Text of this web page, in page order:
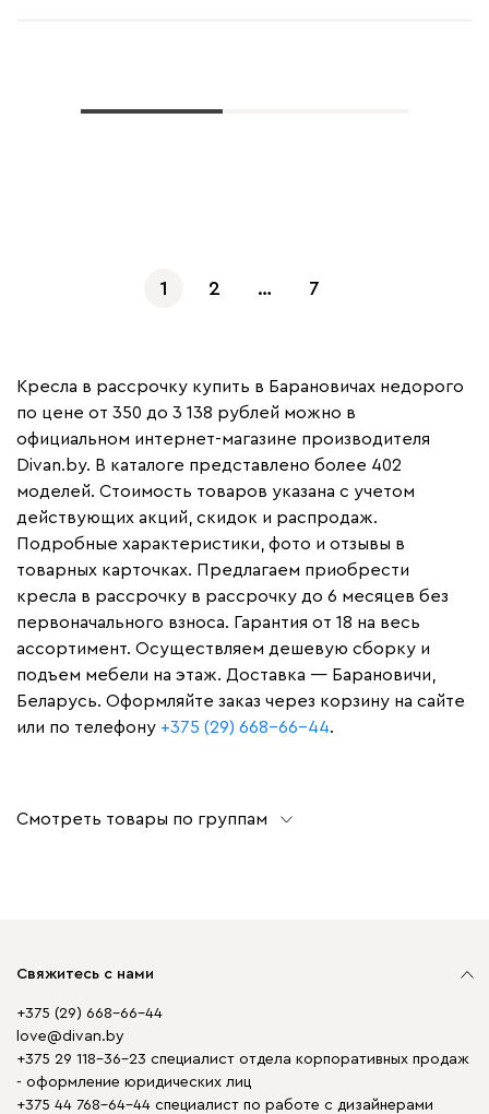
1 2 … 7
Кресла в рассрочку купить в Барановичах недорого
по цене от 350 до 3 138 рублей можно в
официальном интернет-магазине производителя
Divan.by. В каталоге представлено более 402
моделей. Стоимость товаров указана с учетом
действующих акций, скидок и распродаж.
Подробные характеристики, фото и отзывы в
товарных карточках. Предлагаем приобрести
кресла в рассрочку в рассрочку до 6 месяцев без
первоначального взноса. Гарантия от 18 на весь
ассортимент. Осуществляем дешевую сборку и
подъем мебели на этаж. Доставка — Барановичи,
Беларусь. Оформляйте заказ через корзину на сайте
или по телефону +375 (29) 668-66-44.
Смотреть товары по группам
Свяжитесь с нами
+375 (29) 668-66-44
love@divan.by
+375 29 118-36-23 специалист отдела корпоративных продаж
- оформление юридических лиц
+375 44 768-64-44 специалист по работе с дизайнерами